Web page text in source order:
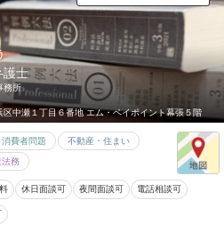
護士
務所
区中瀬１丁目６番地 エム・ベイポイント幕張５階
費者問題 不動産・住まい
法務
休日面談可 夜間面談可 電話相談可